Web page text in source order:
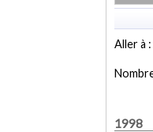
Aller à :
1998